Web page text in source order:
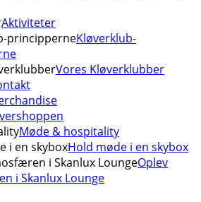
Aktiviteter
principperneKløverklub-
Vores Kløverklubber
Møde & hospitality
i en skyboxHold møde i en skybox
i Skanlux LoungeOplev
i Skanlux Lounge